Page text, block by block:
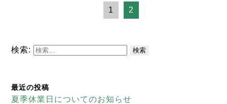
1 2
検索:
最近の投稿
夏季休業日についてのお知らせ